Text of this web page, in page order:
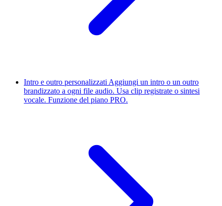
Intro e outro personalizzati Aggiungi un intro o un outro
brandizzato a ogni file audio. Usa clip registrate o sintesi
vocale. Funzione del piano PRO.